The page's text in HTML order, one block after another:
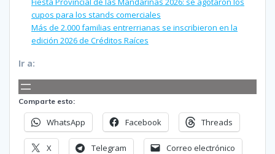
cupos para los stands comerciales
Más de 2.000 familias entrerrianas se inscribieron en la
edición 2026 de Créditos Raíces
Ir a:
Comparte esto:
WhatsApp Facebook Threads
X Telegram Correo electrónico